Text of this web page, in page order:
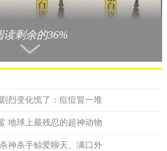
读剩余的36%
烈变化慌了：痘痘冒一堆
地球上最残忍的超神动物
神杀手鲸爱聊天、满口外